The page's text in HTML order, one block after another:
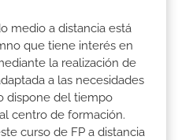
medio a distancia está
que tiene interés en
la realización de
a las necesidades
dispone del tiempo
centro de formación.
curso de FP a distancia